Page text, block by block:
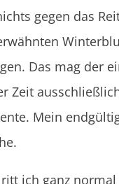
gegen das
Das mag der
Zeit
Mein
ich ganz